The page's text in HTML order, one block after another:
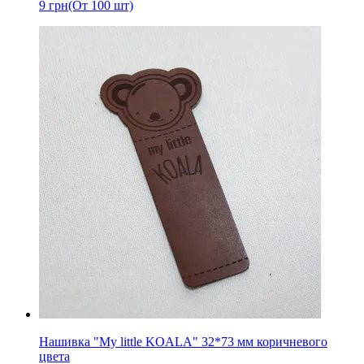
9 грн(От 100 шт)
Нашивка "My little KOALA" 32*73 мм коричневого
цвета